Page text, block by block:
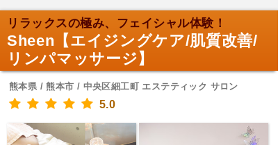
リラックスの極み、フェイシャル体験！
Sheen【エイジングケア/肌質改善/
リンパマッサージ】
熊本県 / 熊本市 / 中央区細工町 エステティック サロン
5.0